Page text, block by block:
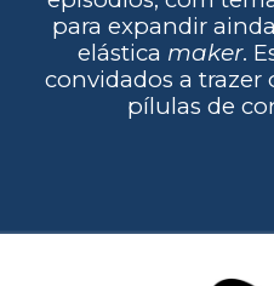
para expandir
elástica maker.
convidados a trazer
pílulas de